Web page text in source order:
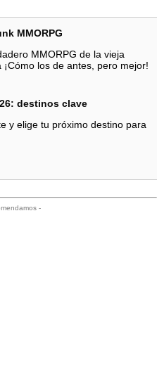
MMORPG
MMORPG de la vieja
¡Cómo los de antes, pero mejor!
destinos clave
y elige tu próximo destino para
-